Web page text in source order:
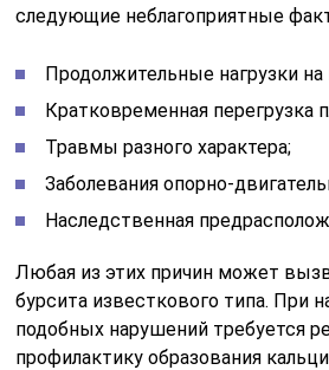
следующие неблагоприятные
Продолжительные нагрузки на
Кратковременная перегрузка
Травмы разного характера;
Заболевания опорно-
Наследственная
Любая из этих причин может
бурсита известкового типа. При
подобных нарушений требуется
профилактику образования